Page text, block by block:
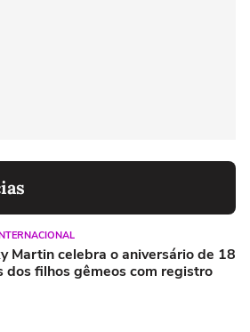
Martin celebra o aniversário de 18
dos filhos gêmeos com registro